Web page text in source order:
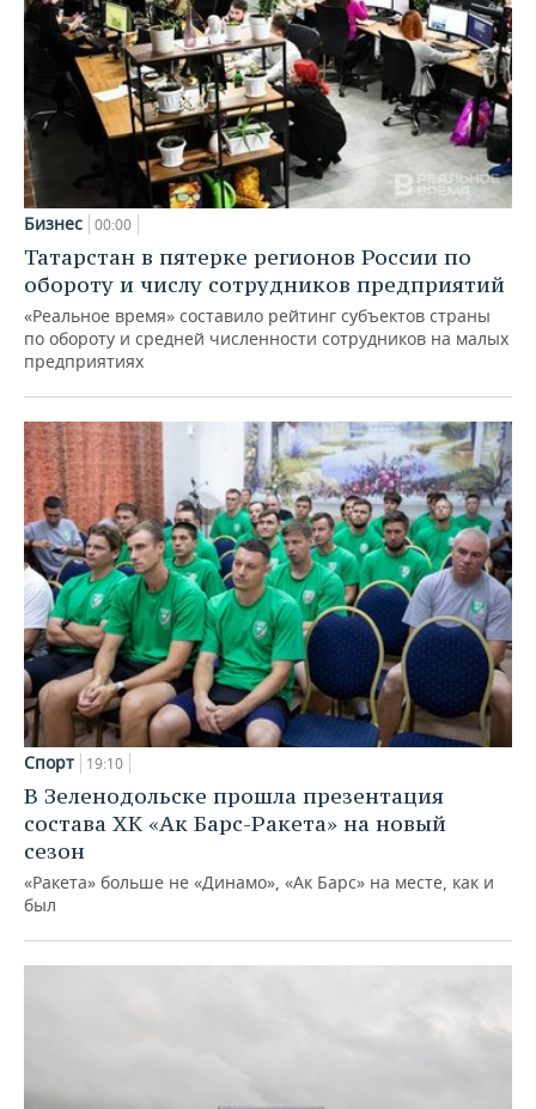
Бизнес 00:00
Татарстан в пятерке регионов России по
обороту и числу сотрудников предприятий
«Реальное время» составило рейтинг субъектов страны
по обороту и средней численности сотрудников на малых
предприятиях
Спорт 19:10
В Зеленодольске прошла презентация
состава ХК «Ак Барс-Ракета» на новый
сезон
«Ракета» больше не «Динамо», «Ак Барс» на месте, как и
был